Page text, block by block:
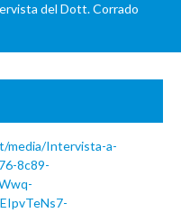
del Dott. Corrado
media/Intervista-a-
8c89-